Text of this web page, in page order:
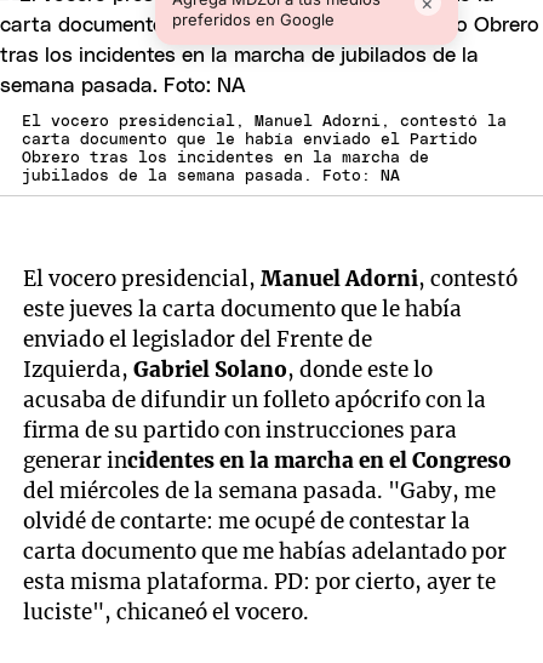
preferidos en Google
El vocero presidencial, Manuel Adorni, contestó la
carta documento que le había enviado el Partido
Obrero tras los incidentes en la marcha de
jubilados de la semana pasada. Foto: NA
El vocero presidencial,Manuel Adorni, contestó
este jueves la carta documento que le había
enviado el legislador del Frente de
Izquierda, Gabriel Solano, donde este lo
acusaba de difundir un folleto apócrifo con la
firma de su partido con instrucciones para
generar incidentes en la marcha en el Congreso
del miércoles de la semana pasada. "Gaby, me
olvidé de contarte: me ocupé de contestar la
carta documento que me habías adelantado por
esta misma plataforma. PD: por cierto, ayer te
luciste", chicaneó el vocero.